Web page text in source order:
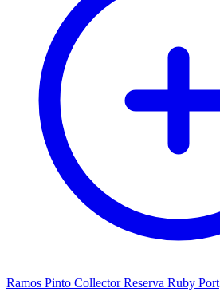
Ramos Pinto Collector Reserva Ruby Port